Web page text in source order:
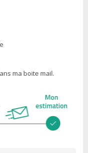
ma boite mail.